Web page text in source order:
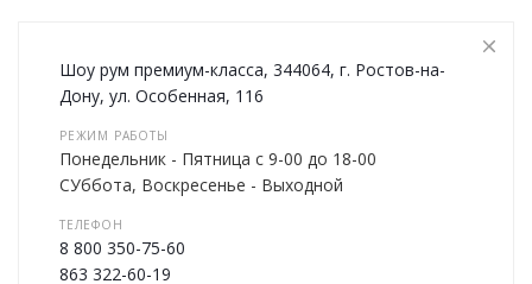
Шоу рум премиум-класса, 344064, г. Ростов-на-
Дону, ул. Особенная, 116
РЕЖИМ РАБОТЫ
Понедельник - Пятница с 9-00 до 18-00
СУббота, Воскресенье - Выходной
ТЕЛЕФОН
8 800 350-75-60
863 322-60-19